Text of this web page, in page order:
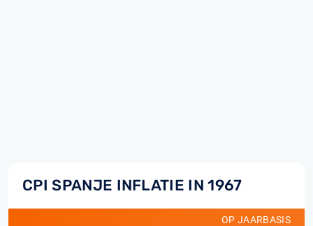
CPI SPANJE INFLATIE IN 1967
OP JAARBASIS